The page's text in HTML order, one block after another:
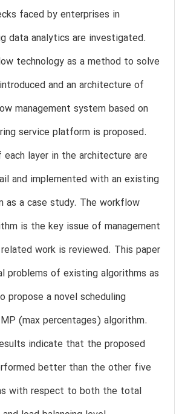
faced by enterprises in
data analytics are investigated.
technology as a method to solve
and an architecture of
management system based on
service platform is proposed.
layer in the architecture are
and implemented with an existing
as a case study. The workflow
is the key issue of management
work is reviewed. This paper
problems of existing algorithms as
propose a novel scheduling
(max percentages) algorithm.
indicate that the proposed
better than the other five
with respect to both the total